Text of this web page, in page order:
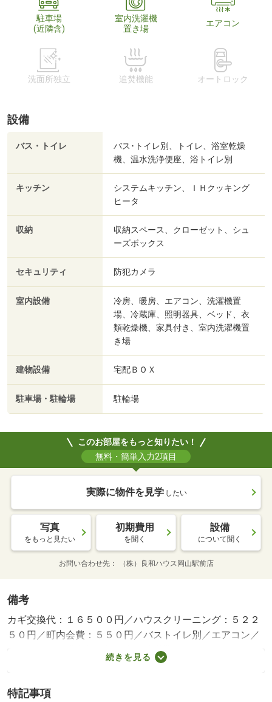
駐車場
(近隣含)
室内洗濯機
置き場
エアコン
洗面所独立 追焚機能 オートロック
設備
バス・トイレ
バス･トイレ別、トイレ、浴室乾燥
機、温水洗浄便座、浴トイレ別
キッチン
システムキッチン、ＩＨクッキング
ヒータ
収納
収納スペース、クローゼット、シュ
ーズボックス
セキュリティ 防犯カメラ
室内設備
冷房、暖房、エアコン、洗濯機置
場、冷蔵庫、照明器具、ベッド、衣
類乾燥機、家具付き、室内洗濯機置
き場
建物設備 宅配ＢＯＸ
駐車場・駐輪場 駐輪場
このお部屋をもっと知りたい！
無料・簡単入力2項目
実際に物件を見学 したい
写真
をもっと見たい
初期費用
を聞く
設備
について聞く
お問い合わせ先 （株）良和ハウス岡山駅前店
備考
カギ交換代：１６５００円／ハウスクリーニング：５２２
５０円／町内会費：５５０円／バストイレ別／エアコン／
クロゼット／浴室乾燥機／室内洗濯置／シューズボックス
／システムキッチン／温水洗浄便座／駐輪場／宅配ボック
キングヒーター／照明付／全居室洋室／単身者相談／冷蔵
続きを見る
特記事項